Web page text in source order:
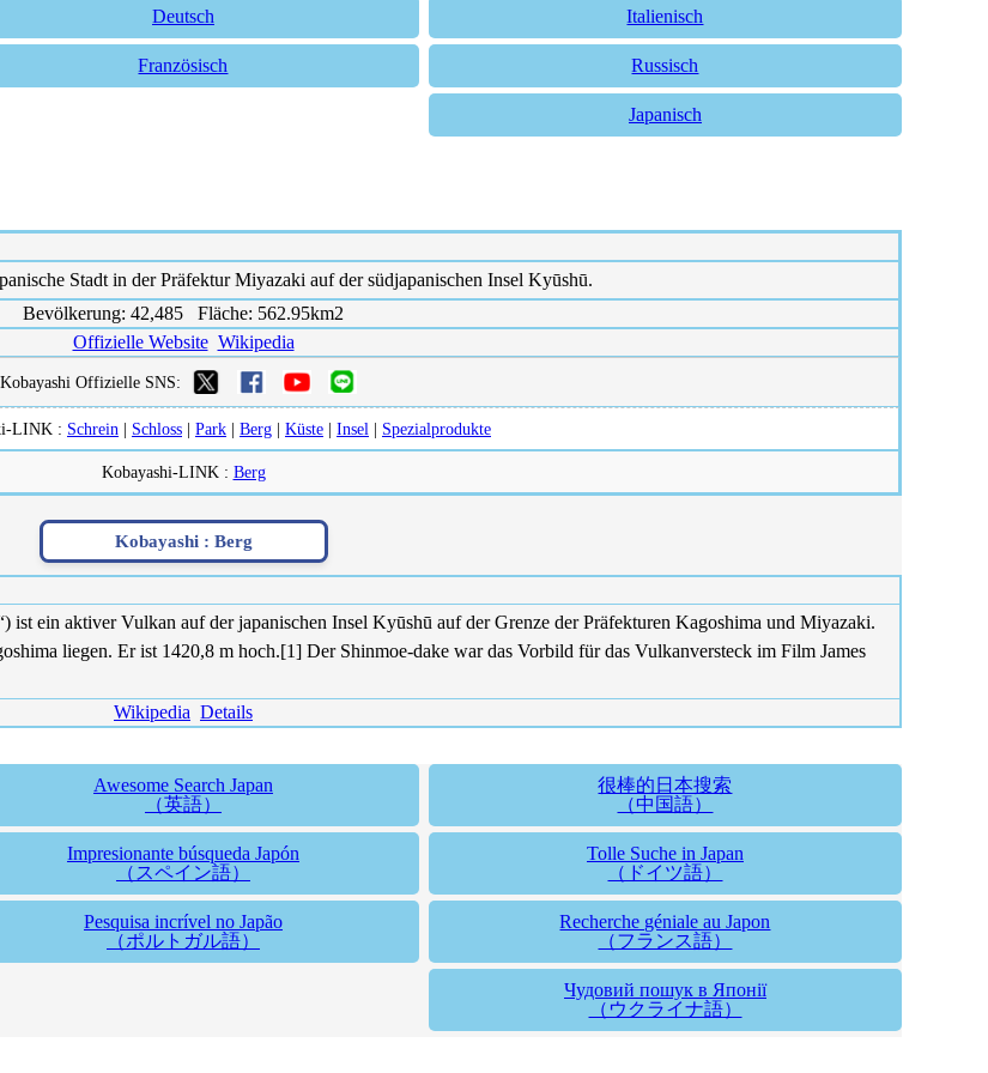
Deutsch Italienisch
Französisch Russisch
Japanisch
Stadt in der Präfektur Miyazaki auf der südjapanischen Insel Kyūshū.
Bevölkerung: 42,485 Fläche: 562.95km2
Offizielle Website Wikipedia
Kobayashi Offizielle SNS:
LINK : Schrein | Schloss | Park | Berg | Küste | Insel | Spezialprodukte
Kobayashi-LINK : Berg
Kobayashi : Berg
ein aktiver Vulkan auf der japanischen Insel Kyūshū auf der Grenze der Präfekturen Kagoshima und Miyazaki.
liegen. Er ist 1420,8 m hoch.[1] Der Shinmoe-dake war das Vorbild für das Vulkanversteck im Film James
Wikipedia Details
Awesome Search Japan
（英語）
很棒的日本搜索
（中国語）
Impresionante búsqueda Japón
（スペイン語）
Tolle Suche in Japan
（ドイツ語）
Pesquisa incrível no Japão
（ポルトガル語）
Recherche géniale au Japon
（フランス語）
Чудовий пошук в Японії
（ウクライナ語）